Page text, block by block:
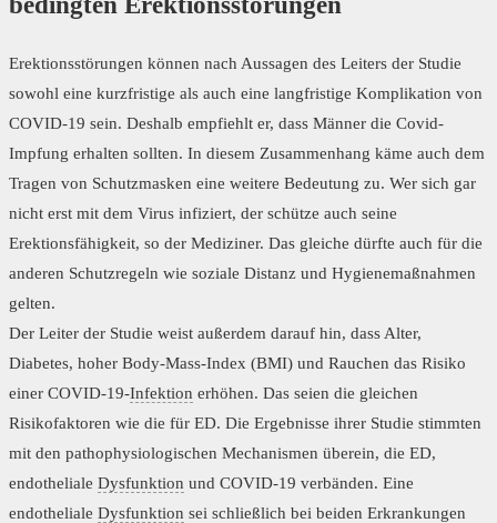
Erektionsstörungen können nach Aussagen des Leiters der Studie
sowohl eine kurzfristige als auch eine langfristige Komplikation von
COVID-19 sein. Deshalb empfiehlt er, dass Männer die Covid-
Impfung erhalten sollten. In diesem Zusammenhang käme auch dem
Tragen von Schutzmasken eine weitere Bedeutung zu. Wer sich gar
nicht erst mit dem Virus infiziert, der schütze auch seine
Erektionsfähigkeit, so der Mediziner. Das gleiche dürfte auch für die
anderen Schutzregeln wie soziale Distanz und Hygienemaßnahmen
gelten.
Der Leiter der Studie weist außerdem darauf hin, dass Alter,
Diabetes, hoher Body-Mass-Index (BMI) und Rauchen das Risiko
einer COVID-19-Infektion erhöhen. Das seien die gleichen
Risikofaktoren wie die für ED. Die Ergebnisse ihrer Studie stimmten
mit den pathophysiologischen Mechanismen überein, die ED,
endotheliale Dysfunktion und COVID-19 verbänden. Eine
endotheliale Dysfunktion sei schließlich bei beiden Erkrankungen